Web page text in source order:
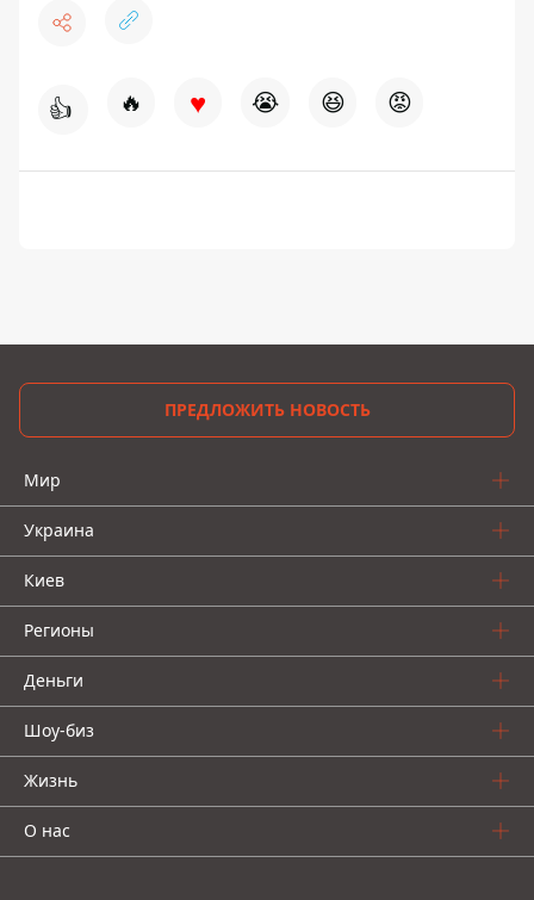
👍 🔥 ♥ 😭 😆 😡
ПРЕДЛОЖИТЬ НОВОСТЬ
Мир
Украина
Киев
Регионы
Деньги
Шоу-биз
Жизнь
О нас